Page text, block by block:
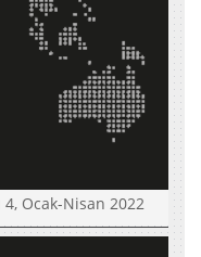
4, Ocak-Nisan 2022